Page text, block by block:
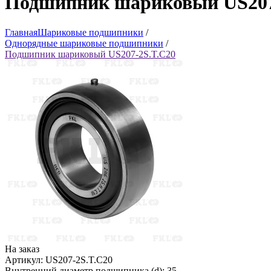
ГлавнаяШариковые подшипники /
Однорядные шариковые подшипники /
Подшипник шариковый US207-2S.T.C20
На заказ
Артикул: US207-2S.T.C20